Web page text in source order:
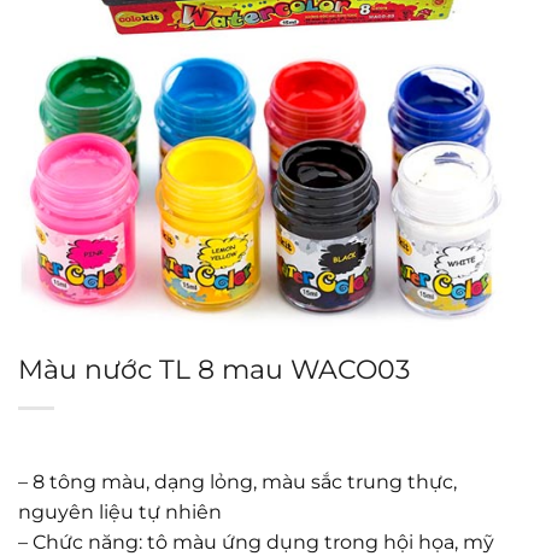
Màu nước TL 8 mau WACO03
– 8 tông màu, dạng lỏng, màu sắc trung thực,
nguyên liệu tự nhiên
– Chức năng: tô màu ứng dụng trong hội họa, mỹ